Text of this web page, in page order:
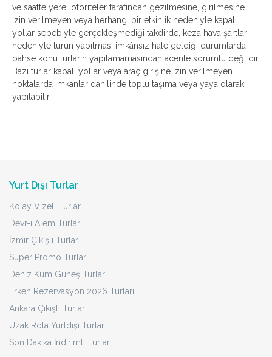
ve saatte yerel otoriteler tarafından gezilmesine, girilmesine
izin verilmeyen veya herhangi bir etkinlik nedeniyle kapalı
yollar sebebiyle gerçekleşmediği takdirde, keza hava şartları
nedeniyle turun yapılması imkânsız hale geldiği durumlarda
bahse konu turların yapılamamasından acente sorumlu değildir.
Bazı turlar kapalı yollar veya araç girişine izin verilmeyen
noktalarda imkanlar dahilinde toplu taşıma veya yaya olarak
yapılabilir.
Yurt Dışı Turlar
Kolay Vizeli Turlar
Devr-i Alem Turlar
İzmir Çıkışlı Turlar
Süper Promo Turlar
Deniz Kum Güneş Turları
Erken Rezervasyon 2026 Turları
Ankara Çıkışlı Turlar
Uzak Rota Yurtdışı Turlar
Son Dakika İndirimli Turlar